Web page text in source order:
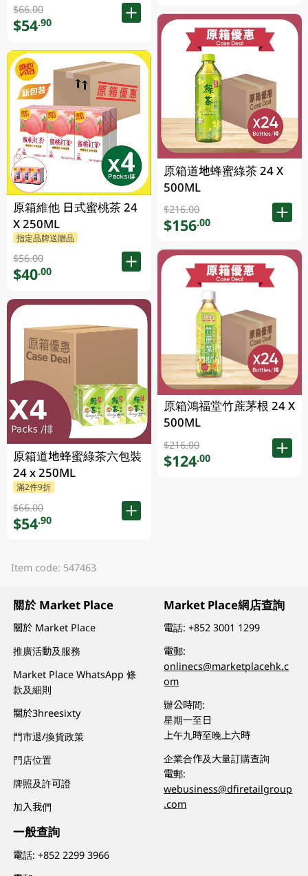
$66.00
$54.90
原箱維他 日式蜜桃茶 24
X 250ML
指定品牌送贈品
$56.00
$40.00
原箱道地蜂蜜綠茶六包裝
24 x 250ML
滿2件9折
$66.00
$54.90
原箱道地蜂蜜綠茶 24 X
500ML
$216.00
$156.00
原箱鴻福堂竹蔗茅根 24 X
500ML
$216.00
$124.00
Item code: 547463
關於 Market Place
關於 Market Place
推廣活動及服務
Market Place WhatsApp 條
款及細則
關於3hreesixty
門市退/換貨政策
門店位置
牌照及許可證
加入我們
一般查詢
電話:+852 2299 3966
Market Place網店查詢
電話:+852 3001 1299
電郵:
onlinecs@marketplacehk.c
om
辦公時間:
星期一至日
上午九時至晚上六時
企業合作及大量訂購查詢
電郵:
webusiness@dfiretailgroup
.com